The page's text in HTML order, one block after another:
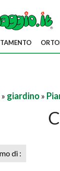
» giardino »
di :